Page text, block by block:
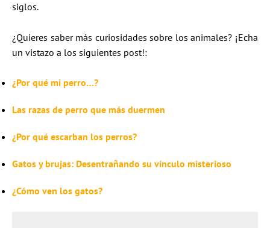
siglos.
¿Quieres saber más curiosidades sobre los animales? ¡Echa
un vistazo a los siguientes post!:
¿Por qué mi perro…?
Las razas de perro que más duermen
¿Por qué escarban los perros?
Gatos y brujas: Desentrañando su vínculo misterioso
¿Cómo ven los gatos?